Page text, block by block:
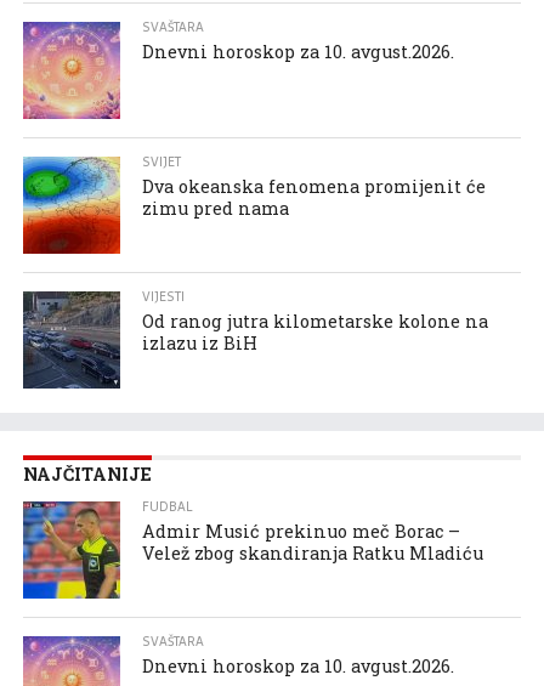
SVAŠTARA
Dnevni horoskop za 10. avgust.2026.
SVIJET
Dva okeanska fenomena promijenit će
zimu pred nama
VIJESTI
Od ranog jutra kilometarske kolone na
izlazu iz BiH
NAJČITANIJE
FUDBAL
Admir Musić prekinuo meč Borac –
Velež zbog skandiranja Ratku Mladiću
SVAŠTARA
Dnevni horoskop za 10. avgust.2026.